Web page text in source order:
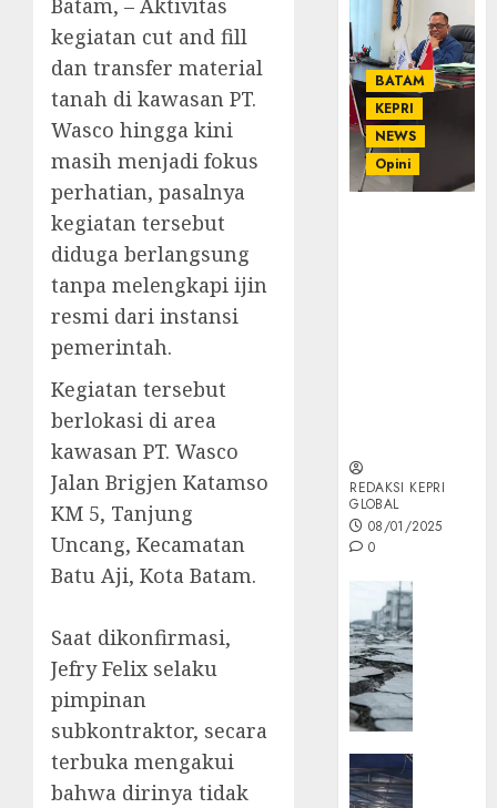
Batam, – Aktivitas
kegiatan cut and fill
dan transfer material
tanah di kawasan PT.
Wasco hingga kini
masih menjadi fokus
perhatian, pasalnya
kegiatan tersebut
diduga berlangsung
tanpa melengkapi ijin
resmi dari instansi
pemerintah.
Kegiatan tersebut
berlokasi di area
kawasan PT. Wasco
Jalan Brigjen Katamso
KM 5, Tanjung
Uncang, Kecamatan
Batu Aji, Kota Batam.
‎Saat dikonfirmasi,
Jefry Felix selaku
pimpinan
subkontraktor, secara
terbuka mengakui
bahwa dirinya tidak
BATAM
KEPRI
NEWS
Opini
REDAKSI KEPRI
GLOBAL
08/01/2025
0